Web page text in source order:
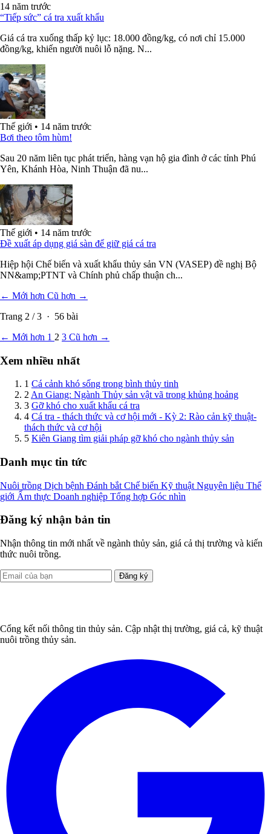
14 năm trước
“Tiếp sức” cá tra xuất khẩu
Giá cá tra xuống thấp kỷ lục: 18.000 đồng/kg, có nơi chỉ 15.000
đồng/kg, khiến người nuôi lỗ nặng. N...
Thế giới • 14 năm trước
Bơi theo tôm hùm!
Sau 20 năm liên tục phát triển, hàng vạn hộ gia đình ở các tỉnh Phú
Yên, Khánh Hòa, Ninh Thuận đã nu...
Thế giới • 14 năm trước
Đề xuất áp dụng giá sàn để giữ giá cá tra
Hiệp hội Chế biến và xuất khẩu thủy sản VN (VASEP) đề nghị Bộ
NN&amp;PTNT và Chính phủ chấp thuận ch...
← Mới hơn Cũ hơn →
Trang 2 /3 · 56 bài
← Mới hơn 1 2 3 Cũ hơn →
Xem nhiều nhất
1 Cá cảnh khó sống trong bình thủy tinh
2 An Giang: Ngành Thủy sản vật vã trong khủng hoảng
3 Gỡ khó cho xuất khẩu cá tra
4 Cá tra - thách thức và cơ hội mới - Kỳ 2: Rào cản kỹ thuật-
thách thức và cơ hội
5 Kiên Giang tìm giải pháp gỡ khó cho ngành thủy sản
Danh mục tin tức
Nuôi trồng Dịch bệnh Đánh bắt Chế biến Kỹ thuật Nguyên liệu Thế
giới Ẩm thực Doanh nghiệp Tổng hợp Góc nhìn
Đăng ký nhận bản tin
Nhận thông tin mới nhất về ngành thủy sản, giá cả thị trường và kiến
thức nuôi trồng.
Đăng ký
Cổng kết nối thông tin thủy sản. Cập nhật thị trường, giá cả, kỹ thuật
nuôi trồng thủy sản.